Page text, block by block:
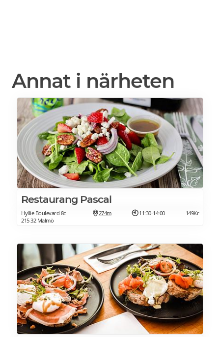
Annat i närheten
Restaurang Pascal
Hyllie Boulevard 8c
215 32 Malmö
274m 11:30-14:00 149Kr